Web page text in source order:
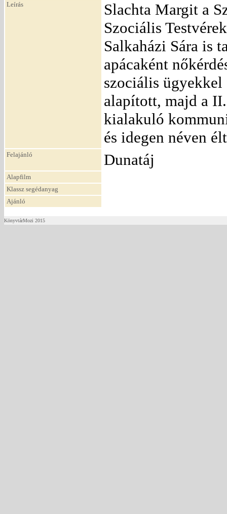
Leírás
Slachta Margit a
Szociális
Salkaházi Sára is
apácaként
szociális
alapított, majd a
kialakuló
és idegen néven
Felajánló Dunatáj
Alapfilm
Klassz segédanyag
Ajánló
KönyvtárMozi 2015